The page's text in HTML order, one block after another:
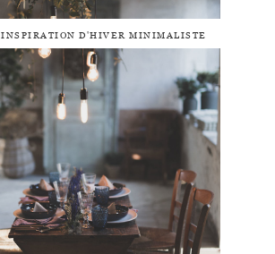
INSPIRATION D'HIVER MINIMALISTE